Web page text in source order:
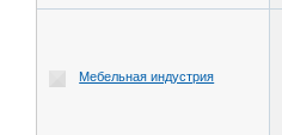
Мебельная индустрия